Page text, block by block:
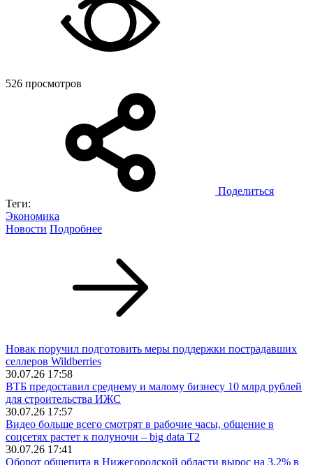
526 просмотров
Поделиться
Теги:
Экономика
Новости Подробнее
Новак поручил подготовить меры поддержки пострадавших
селлеров Wildberries
30.07.26 17:58
ВТБ предоставил среднему и малому бизнесу 10 млрд рублей
для строительства ИЖС
30.07.26 17:57
Видео больше всего смотрят в рабочие часы, общение в
соцсетях растет к полуночи – big data T2
30.07.26 17:41
Оборот общепита в Нижегородской области вырос на 3,2% в